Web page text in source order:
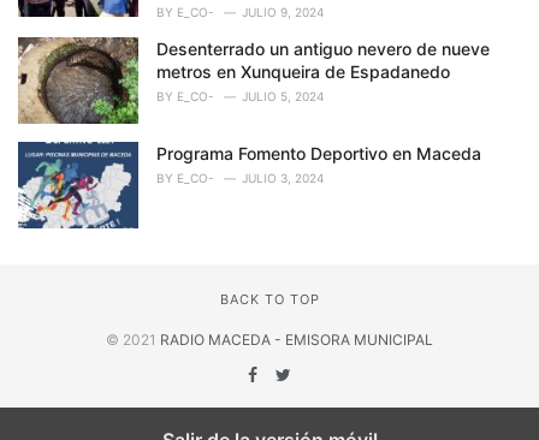
BY E_CO- JULIO 9, 2024
Desenterrado un antiguo nevero de nueve
metros en Xunqueira de Espadanedo
BY E_CO- JULIO 5, 2024
Programa Fomento Deportivo en Maceda
BY E_CO- JULIO 3, 2024
BACK TO TOP
© 2021 RADIO MACEDA - EMISORA MUNICIPAL